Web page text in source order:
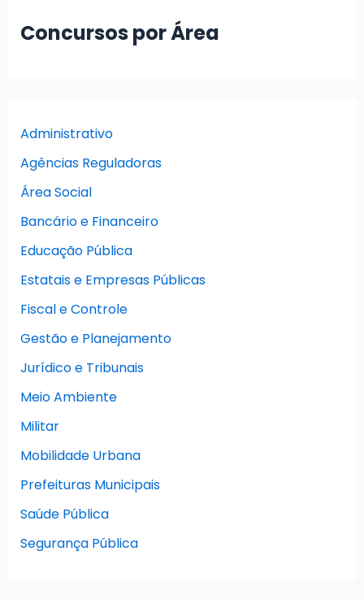
Concursos por Área
Administrativo
Agências Reguladoras
Área Social
Bancário e Financeiro
Educação Pública
Estatais e Empresas Públicas
Fiscal e Controle
Gestão e Planejamento
Jurídico e Tribunais
Meio Ambiente
Militar
Mobilidade Urbana
Prefeituras Municipais
Saúde Pública
Segurança Pública